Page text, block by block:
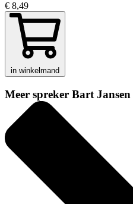
€ 8,49
in winkelmand
Meer spreker Bart Jansen